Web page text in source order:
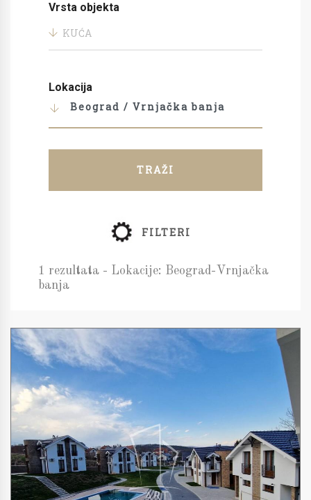
Vrsta objekta
KUĆA
Lokacija
Beograd / Vrnjačka banja
TRAŽI
FILTERI
1 rezultata - Lokacije: Beograd-Vrnjačka
banja